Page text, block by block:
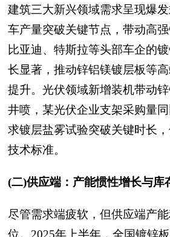
建筑三大新兴领域需求呈现爆
车产量突破关键节点，带动高强
比亚迪、特斯拉等头部车企的
长显著，推动锌铝镁镀层板等
提升。光伏领域新增装机带动
井喷，某光伏企业支架采购量
求镀层盐雾试验突破关键时长
技术标准。
(二)供应端：产能惯性增长与库
尽管需求端疲软，但供应端产
位。2025年上半年，全国镀锌